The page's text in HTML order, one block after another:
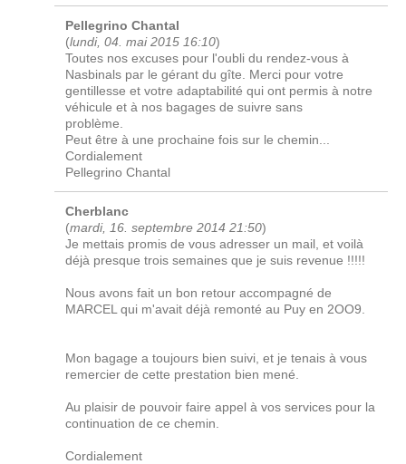
Pellegrino Chantal
(lundi, 04. mai 2015 16:10)
Toutes nos excuses pour l'oubli du rendez-vous à
Nasbinals par le gérant du gîte. Merci pour votre
gentillesse et votre adaptabilité qui ont permis à notre
véhicule et à nos bagages de suivre sans
problème.
Peut être à une prochaine fois sur le chemin...
Cordialement
Pellegrino Chantal
Cherblanc
(mardi, 16. septembre 2014 21:50)
Je mettais promis de vous adresser un mail, et voilà
déjà presque trois semaines que je suis revenue !!!!!
Nous avons fait un bon retour accompagné de
MARCEL qui m'avait déjà remonté au Puy en 2OO9.
Mon bagage a toujours bien suivi, et je tenais à vous
remercier de cette prestation bien mené.
Au plaisir de pouvoir faire appel à vos services pour la
continuation de ce chemin.
Cordialement